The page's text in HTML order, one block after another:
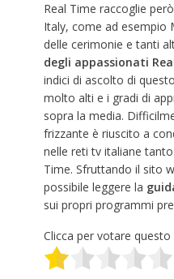
Real Time raccoglie
Italy, come ad esempio
delle cerimonie e tanti
degli appassionati
indici di ascolto di
molto alti e i gradi di
sopra la media.
frizzante è riuscito a
nelle reti tv italiane
Time. Sfruttando il sito
possibile leggere la
sui propri programmi
Clicca per votare